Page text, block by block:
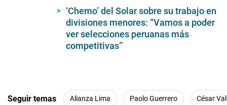
‘Chemo’ del Solar sobre su trabajo en
divisiones menores: “Vamos a poder
ver selecciones peruanas más
competitivas”
Seguir temas Alianza Lima Paolo Guerrero César